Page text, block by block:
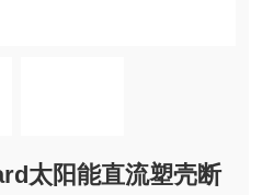
太阳能直流塑壳断